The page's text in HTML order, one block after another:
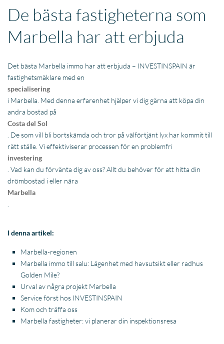
De bästa fastigheterna som
Marbella har att erbjuda
Det bästa Marbella immo har att erbjuda – INVESTINSPAIN är
fastighetsmäklare med en
specialisering
i Marbella. Med denna erfarenhet hjälper vi dig gärna att köpa din
andra bostad på
Costa del Sol
. De som vill bli bortskämda och tror på välförtjänt lyx har kommit till
rätt ställe. Vi effektiviserar processen för en problemfri
investering
. Vad kan du förvänta dig av oss? Allt du behöver för att hitta din
drömbostad i eller nära
Marbella
I denna artikel:
Marbella-regionen
Marbella immo till salu: Lägenhet med havsutsikt eller radhus
Golden Mile?
Urval av några projekt Marbella
Service först hos INVESTINSPAIN
Kom och träffa oss
Marbella fastigheter: vi planerar din inspektionsresa